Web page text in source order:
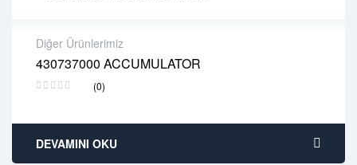
Diğer Ürünlerimiz
430737000 ACCUMULATOR
(0)
2 years warranty
Delivery time: 1-2 business days
DEVAMINI OKU